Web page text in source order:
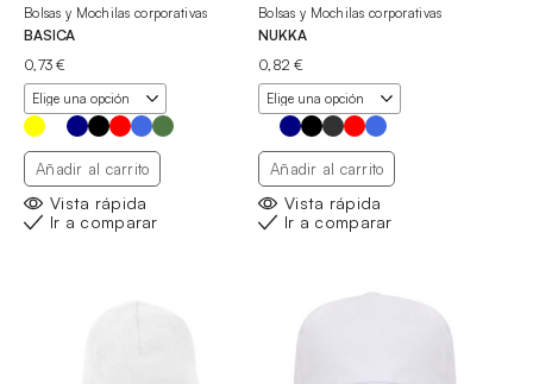
Bolsas y Mochilas corporativas
BASICA
0,73€
Añadir al carrito
Vista rápida
Ir a comparar
Bolsas y Mochilas corporativas
NUKKA
0,82€
Añadir al carrito
Vista rápida
Ir a comparar